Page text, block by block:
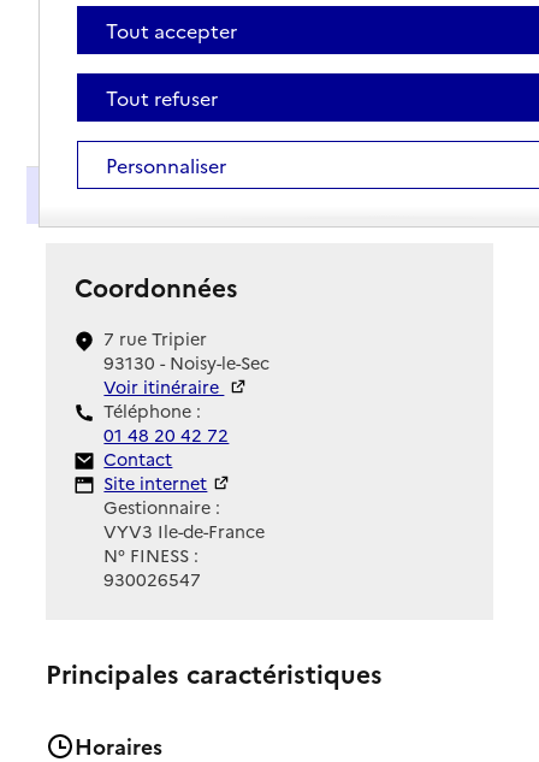
Présentation
Coordonnées
7 rue Tripier
93130 - Noisy-le-Sec
Voir itinéraire
Téléphone :
01 48 20 42 72
Contact
Contact
Site Internet
Site internet
Gestionnaire :
VYV3 Ile-de-France
N° FINESS :
930026547
Principales caractéristiques
Horaires
Tout accepter
Tout refuser
Personnaliser